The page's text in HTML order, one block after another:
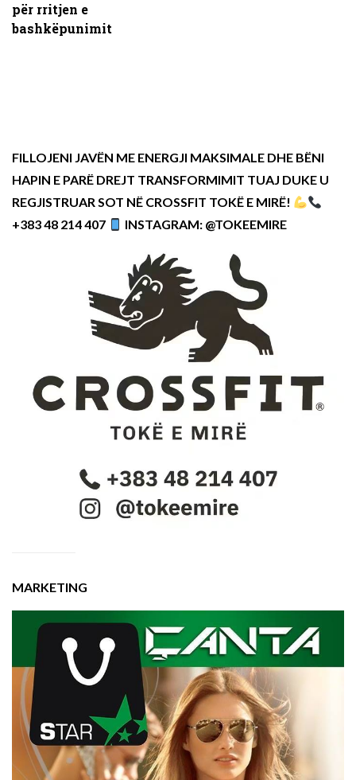
për rritjen e
bashkëpunimit
FILLOJENI JAVËN ME ENERGJI MAKSIMALE DHE BËNI
HAPIN E PARË DREJT TRANSFORMIMIT TUAJ DUKE U
REGJISTRUAR SOT NË CROSSFIT TOKË E MIRË!
+383 48 214 407
INSTAGRAM: @TOKEEMIRE
MARKETING